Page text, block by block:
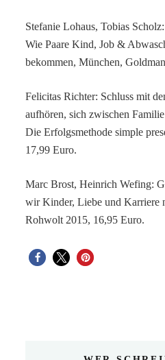
Stefanie Lohaus, Tobias
Wie Paare Kind, Job &
bekommen, München,
Felicitas Richter: Schluss mit
aufhören, sich zwischen
Die Erfolgsmethode simple
17,99 Euro.
Marc Brost, Heinrich Wefing:
wir Kinder, Liebe und Karriere
Rohwolt 2015, 16,95 Euro.